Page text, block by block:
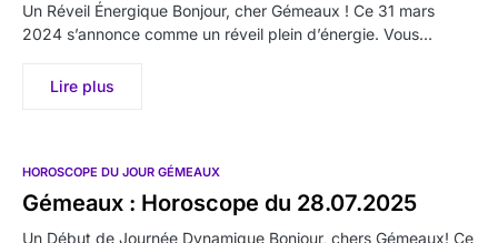
Un Réveil Énergique Bonjour, cher Gémeaux ! Ce 31 mars
2024 s’annonce comme un réveil plein d’énergie. Vous…
Lire plus
HOROSCOPE DU JOUR GÉMEAUX
Gémeaux : Horoscope du 28.07.2025
Un Début de Journée Dynamique Bonjour, chers Gémeaux! Ce